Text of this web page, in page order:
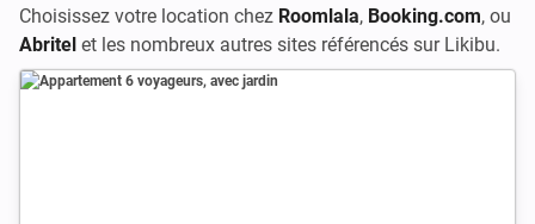
Choisissez votre location chez Roomlala, Booking.com, ou
Abritel et les nombreux autres sites référencés sur Likibu.